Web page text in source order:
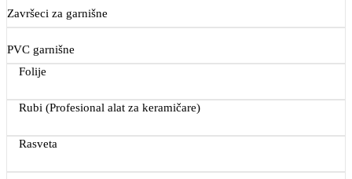
Završeci za garnišne
PVC garnišne
Folije
Rubi (Profesional alat za keramičare)
Rasveta